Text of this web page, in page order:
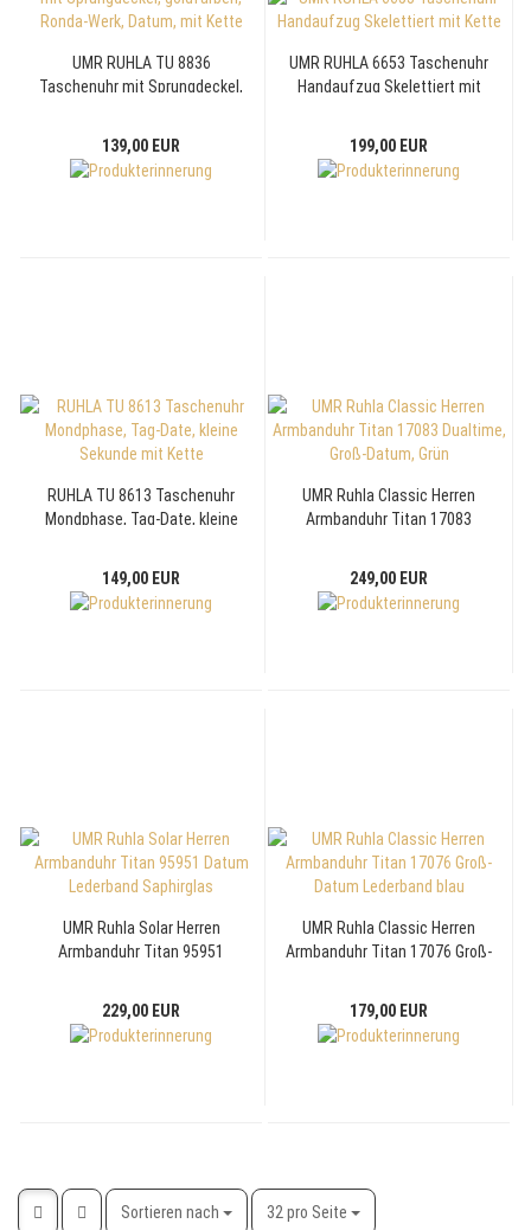
UMR RUHLA TU 8836
Taschenuhr mit Sprungdeckel,
139,00 EUR
UMR RUHLA 6653 Taschenuhr
Handaufzug Skelettiert mit
199,00 EUR
RUHLA TU 8613 Taschenuhr
Mondphase, Tag-Date, kleine
149,00 EUR
UMR Ruhla Classic Herren
Armbanduhr Titan 17083
249,00 EUR
UMR Ruhla Solar Herren
Armbanduhr Titan 95951
229,00 EUR
UMR Ruhla Classic Herren
Armbanduhr Titan 17076 Groß-
179,00 EUR
Sortieren nach
Sortieren nach 32 pro Seite
pro Seite